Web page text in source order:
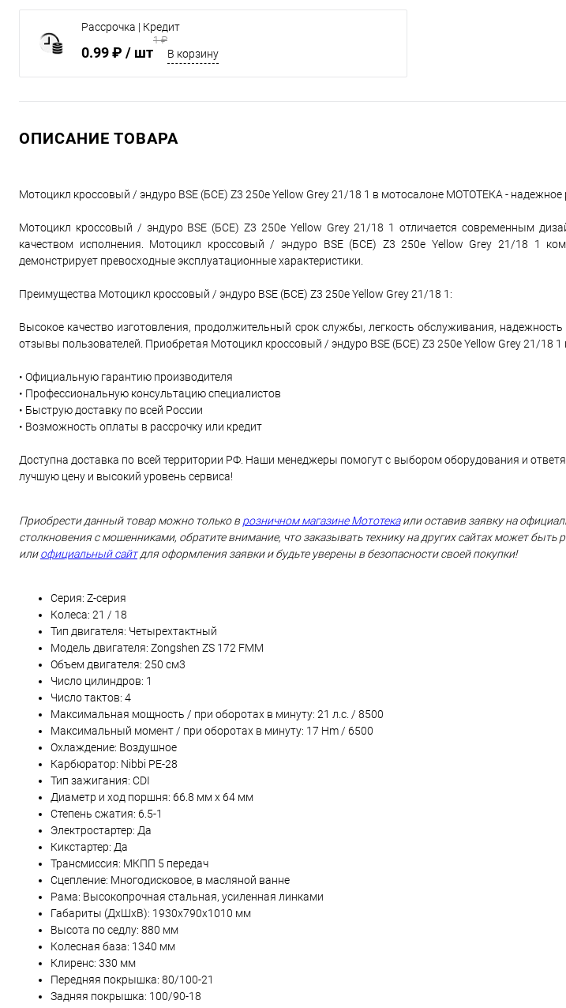
Рассрочка | Кредит
0.99 ₽ / шт
1 ₽
В корзину
ОПИСАНИЕ ТОВАРА
Мотоцикл кроссовый / эндуро BSE (БСЕ) Z3 250e Yellow Grey 21/18 1 в мотосалоне МОТОТЕКА - надежное
Мотоцикл кроссовый / эндуро BSE (БСЕ) Z3 250e Yellow Grey 21/18 1 отличается современным
качеством исполнения. Мотоцикл кроссовый / эндуро BSE (БСЕ) Z3 250e Yellow Grey 21/18 1
демонстрирует превосходные эксплуатационные характеристики.
Преимущества Мотоцикл кроссовый / эндуро BSE (БСЕ) Z3 250e Yellow Grey 21/18 1:
Высокое качество изготовления, продолжительный срок службы, легкость обслуживания,
отзывы пользователей. Приобретая Мотоцикл кроссовый / эндуро BSE (БСЕ) Z3 250e Yellow Grey 21/18
• Официальную гарантию производителя
• Профессиональную консультацию специалистов
• Быструю доставку по всей России
• Возможность оплаты в рассрочку или кредит
Доступна доставка по всей территории РФ. Наши менеджеры помогут с выбором оборудования и
лучшую цену и высокий уровень сервиса!
Приобрести данный товар можно только врозничном магазине Мототекаили оставив заявку на
столкновения с мошенниками, обратите внимание, что заказывать технику на других сайтах может быть
илиофициальный сайтдля оформления заявки и будьте уверены в безопасности своей покупки!
Серия: Z-серия
Колеса: 21 / 18
Тип двигателя: Четырехтактный
Модель двигателя: Zongshen ZS 172 FMM
Объем двигателя: 250 см3
Число цилиндров: 1
Число тактов: 4
Максимальная мощность / при оборотах в минуту: 21 л.с. / 8500
Максимальный момент / при оборотах в минуту: 17 Hm / 6500
Охлаждение: Воздушное
Карбюратор: Nibbi PE-28
Тип зажигания: CDI
Диаметр и ход поршня: 66.8 мм x 64 мм
Степень сжатия: 6.5-1
Электростартер: Да
Кикстартер: Да
Трансмиссия: МКПП 5 передач
Сцепление: Многодисковое, в масляной ванне
Рама: Высокопрочная стальная, усиленная линками
Габариты (ДхШхВ): 1930х790х1010 мм
Высота по седлу: 880 мм
Колесная база: 1340 мм
Клиренс: 330 мм
Передняя покрышка: 80/100-21
Задняя покрышка: 100/90-18